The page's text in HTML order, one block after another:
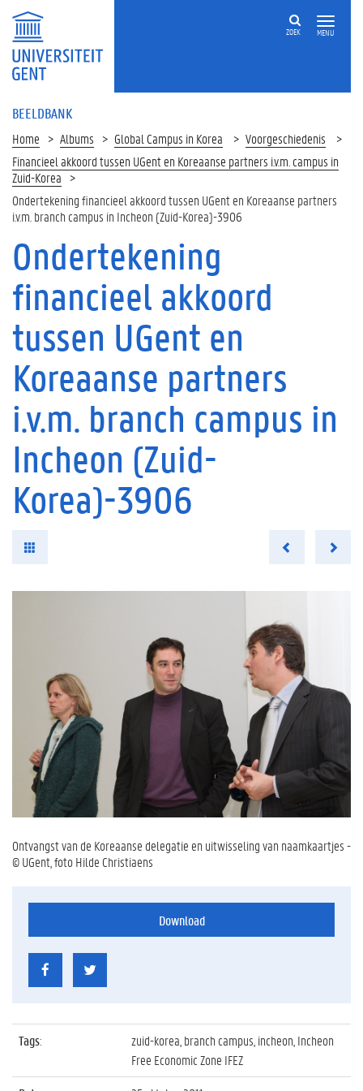
MENU
ZOEK
BEELDBANK
Home Albums Global Campus in Korea
Voorgeschiedenis
Financieel akkoord tussen UGent en Koreaanse partners i.v.m. campus in
Zuid-Korea
Ondertekening financieel akkoord tussen UGent en Koreaanse partners
i.v.m. branch campus in Incheon (Zuid-Korea)-3906
Ondertekening
financieel akkoord
tussen UGent en
Koreaanse partners
i.v.m. branch campus in
Incheon (Zuid-
Korea)-3906
Ontvangst van de Koreaanse delegatie en uitwisseling van naamkaartjes -
© UGent, foto Hilde Christiaens
Download
Tags:
zuid-korea, branch campus, incheon, Incheon
Free Economic Zone IFEZ